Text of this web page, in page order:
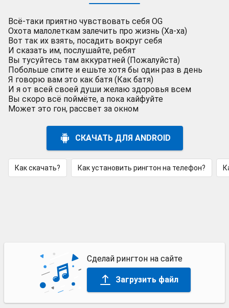
Всё-таки приятно чувствовать себя OG
Охота малолеткам залечить про жизнь (Ха-ха)
Вот так их взять, посадить вокруг себя
И сказать им, послушайте, ребят
Вы тусуйтесь там аккуратней (Пожалуйста)
Побольше спите и ешьте хотя бы один раз в день
Я говорю вам это как батя (Как батя)
И я от всей своей души желаю здоровья всем
Вы скоро всё поймёте, а пока кайфуйте
Может это гон, рассвет за окном
СКАЧАТЬ ДЛЯ ANDROID
Как скачать? Как установить рингтон на телефон?
Сделай рингтон на сайте
Загрузить файл